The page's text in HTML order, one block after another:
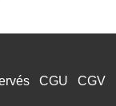
CGU
CGV